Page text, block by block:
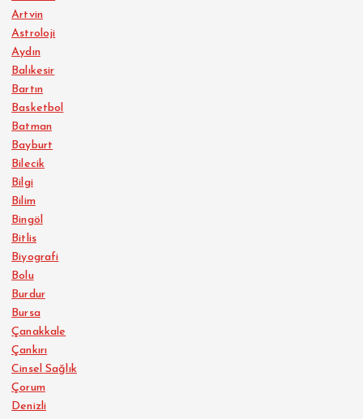
Artvin
Astroloji
Aydın
Balıkesir
Bartın
Basketbol
Batman
Bayburt
Bilecik
Bilgi
Bilim
Bingöl
Bitlis
Biyografi
Bolu
Burdur
Bursa
Çanakkale
Çankırı
Cinsel Sağlık
Çorum
Denizli